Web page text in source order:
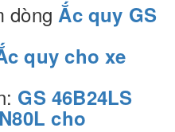
dòngẮc quy GS
quy cho xe
GS 46B24LS
cho